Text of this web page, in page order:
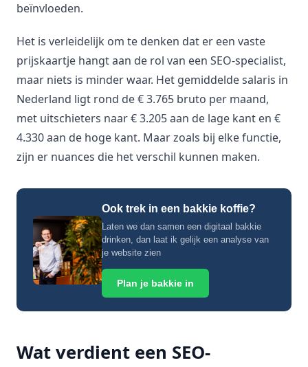
beïnvloeden.
Het is verleidelijk om te denken dat er een vaste
prijskaartje hangt aan de rol van een SEO-specialist,
maar niets is minder waar. Het gemiddelde salaris in
Nederland ligt rond de € 3.765 bruto per maand,
met uitschieters naar € 3.205 aan de lage kant en €
4.330 aan de hoge kant. Maar zoals bij elke functie,
zijn er nuances die het verschil kunnen maken.
Ook trek in een bakkie koffie?
Laten we dan samen een digitaal bakkie
drinken, dan laat ik gelijk een analyse van
je website zien
Plan je bakkie in
Wat verdient een SEO-